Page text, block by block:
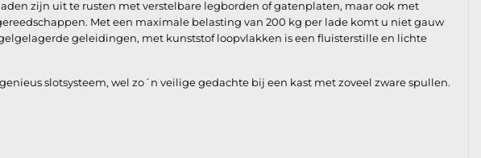
zijn uit te rusten met verstelbare legborden of gatenplaten, maar ook met
Met een maximale belasting van 200 kg per lade komt u niet gauw
geleidingen, met kunststof loopvlakken is een fluisterstille en lichte
slotsysteem, wel zo´n veilige gedachte bij een kast met zoveel zware spullen.